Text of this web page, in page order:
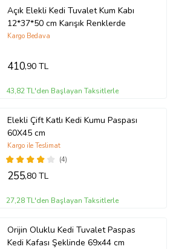
Açık Elekli Kedi Tuvalet Kum Kabı
12*37*50 cm Karışık Renklerde
Kargo Bedava
410,90 TL
43,82 TL'den Başlayan Taksitlerle
Elekli Çift Katlı Kedi Kumu Paspası
60X45 cm
(4)
Kargo ile Teslimat
255,80 TL
27,28 TL'den Başlayan Taksitlerle
Orijin Oluklu Kedi Tuvalet Paspas
Kedi Kafası Şeklinde 69x44 cm